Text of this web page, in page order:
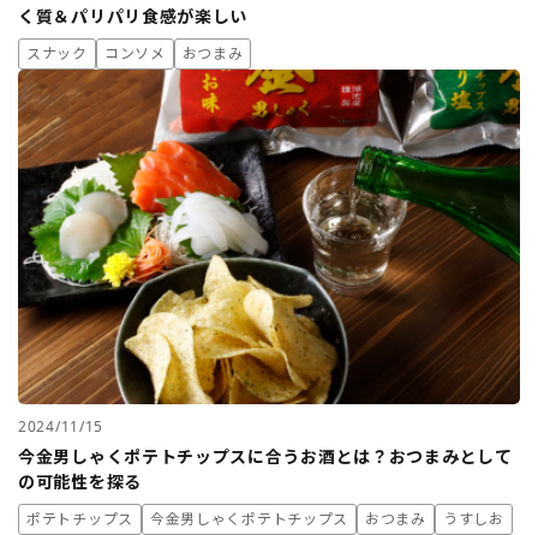
く質＆パリパリ食感が楽しい
スナック コンソメ おつまみ
2024/11/15
今金男しゃくポテトチップスに合うお酒とは？おつまみとして
の可能性を探る
ポテトチップス 今金男しゃくポテトチップス おつまみ うすしお